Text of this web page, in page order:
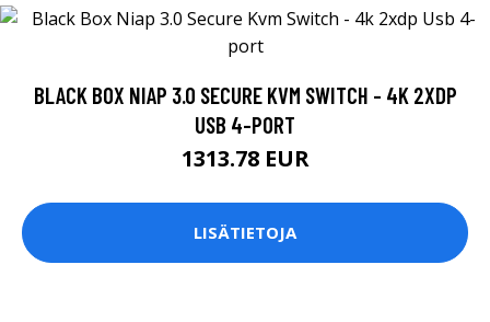
BLACK BOX NIAP 3.0 SECURE KVM SWITCH - 4K 2XDP
USB 4-PORT
1313.78 EUR
LISÄTIETOJA